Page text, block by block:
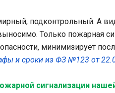
подконтрольный. А
Только пожарная
минимизирует
и сроки из ФЗ №123 от
сигнализации